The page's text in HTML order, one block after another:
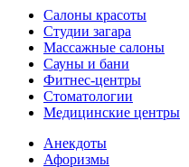
Салоны красоты
Студии загара
Массажные салоны
Сауны и бани
Фитнес-центры
Стоматологии
Медицинские центры
Анекдоты
Афоризмы